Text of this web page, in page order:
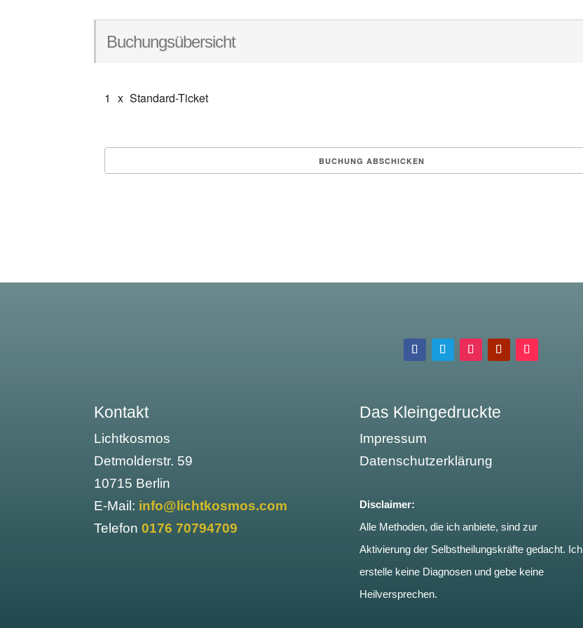
Buchungsübersicht
1 x Standard-Ticket
Kontakt
Lichtkosmos
Detmolderstr. 59
10715 Berlin
E-Mail: info@lichtkosmos.com
Telefon0176 70794709
Das Kleingedruckte
Impressum
Datenschutzerklärung
Disclaimer:
Alle Methoden, die ich anbiete, sind zur
Aktivierung der Selbstheilungskräfte gedacht. Ich
erstelle keine Diagnosen und gebe keine
Heilversprechen.